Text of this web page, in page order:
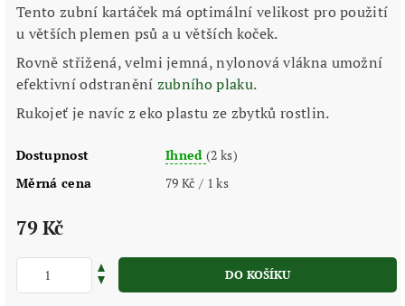
Tento zubní kartáček má optimální velikost pro použití
u větších plemen psů a u větších koček.
Rovně střižená, velmi jemná, nylonová vlákna umožní
efektivní odstranění zubního plaku.
Rukojeť je navíc z eko plastu ze zbytků rostlin.
Dostupnost Ihned(2 ks)
Měrná cena
79 Kč / 1 ks
79 Kč